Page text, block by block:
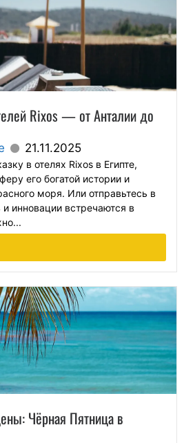
Rixos — от Анталии до
21.11.2025
в отелях Rixos в Египте,
его богатой истории и
моря. Или отправьтесь в
инновации встречаются в
Чёрная Пятница в